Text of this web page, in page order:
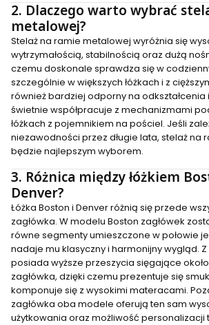
2. Dlaczego warto wybrać
metalowej?
Stelaż na ramie metalowej wyróżnia się
wytrzymałością, stabilnością oraz dużą
czemu doskonale sprawdza się w
szczególnie w większych łóżkach i z
również bardziej odporny na odkształcenia
świetnie współpracuje z mechanizmami
łóżkach z pojemnikiem na pościel. Jeśli
niezawodności przez długie lata, stelaż na
będzie najlepszym wyborem.
3. Różnica między łóżkiem
Denver?
Łóżka Boston i Denver różnią się przede
zagłówka. W modelu Boston zagłówek
równe segmenty umieszczone w połowie
nadaje mu klasyczny i harmonijny wygląd.
posiada wyższe przeszycia sięgające
zagłówka, dzięki czemu prezentuje się
komponuje się z wysokimi materacami.
zagłówka oba modele oferują ten sam
użytkowania oraz możliwość personalizacji